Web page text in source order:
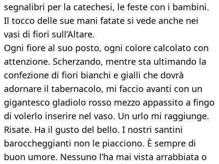
segnalibri per la catechesi, le feste con i bambini.
Il tocco delle sue mani fatate si vede anche nei
vasi di fiori sull’Altare.
Ogni fiore al suo posto, ogni colore calcolato con
attenzione. Scherzando, mentre sta ultimando la
confezione di fiori bianchi e gialli che dovrà
adornare il tabernacolo, mi faccio avanti con un
gigantesco gladiolo rosso mezzo appassito a fingo
di volerlo inserire nel vaso. Un urlo mi raggiunge.
Risate. Ha il gusto del bello. I nostri santini
baroccheggianti non le piacciono. È sempre di
buon umore. Nessuno l’ha mai vista arrabbiata o